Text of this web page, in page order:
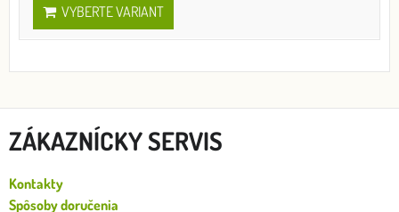
VYBERTE VARIANT
ZÁKAZNÍCKY SERVIS
Kontakty
Spôsoby doručenia